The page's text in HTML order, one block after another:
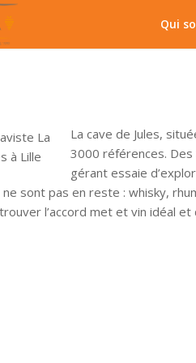
Qui
La cave de Jules,
3000 références. Des
gérant essaie
sont pas en reste : whisky,
l’accord met et vin idéal